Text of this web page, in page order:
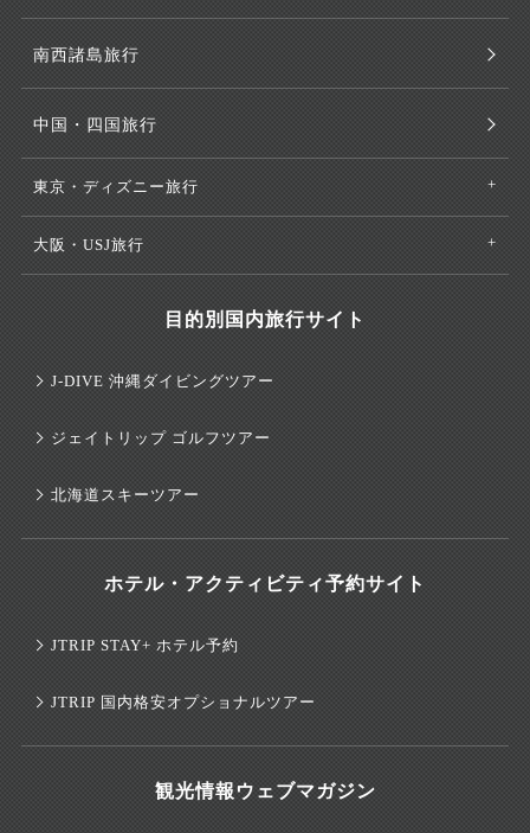
南西諸島旅行
中国・四国旅行
東京・ディズニー旅行
大阪・USJ旅行
目的別国内旅行サイト
J-DIVE 沖縄ダイビングツアー
ジェイトリップ ゴルフツアー
北海道スキーツアー
ホテル・アクティビティ予約サイト
JTRIP STAY+ ホテル予約
JTRIP 国内格安オプショナルツアー
観光情報ウェブマガジン